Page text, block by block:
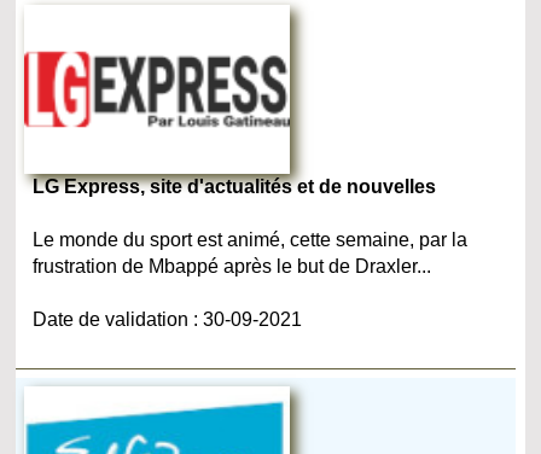
LG Express, site d'actualités et de nouvelles
Le monde du sport est animé, cette semaine, par la
frustration de Mbappé après le but de Draxler...
Date de validation : 30-09-2021